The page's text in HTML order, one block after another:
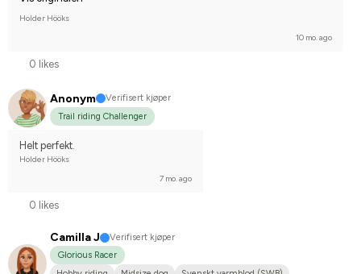
Holder Hööks
10 mo. ago
0 likes
Anonym
Verifisert kjøper
Trail riding Challenger
Helt perfekt.
Holder Hööks
7 mo. ago
0 likes
Camilla J
Verifisert kjøper
Glorious Racer